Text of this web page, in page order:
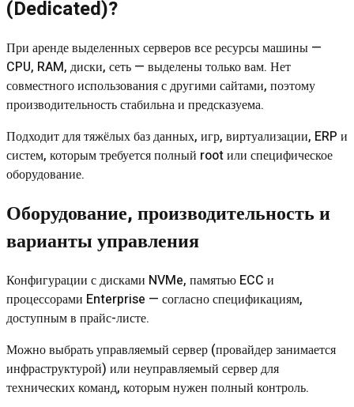
(Dedicated)?
При аренде выделенных серверов все ресурсы машины —
CPU, RAM, диски, сеть — выделены только вам. Нет
совместного использования с другими сайтами, поэтому
производительность стабильна и предсказуема.
Подходит для тяжёлых баз данных, игр, виртуализации, ERP и
систем, которым требуется полный root или специфическое
оборудование.
Оборудование, производительность и
варианты управления
Конфигурации с дисками NVMe, памятью ECC и
процессорами Enterprise — согласно спецификациям,
доступным в прайс-листе.
Можно выбрать управляемый сервер (провайдер занимается
инфраструктурой) или неуправляемый сервер для
технических команд, которым нужен полный контроль.